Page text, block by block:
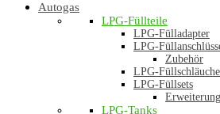
Autogas
LPG-Füllteile
LPG-Fülladapter
LPG-
Zubehör
LPG-Füllschläuche
LPG-Füllsets
LPG-Tanks